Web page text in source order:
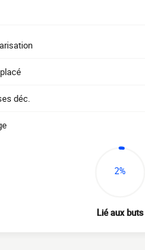
déc.
2%
Lié aux buts